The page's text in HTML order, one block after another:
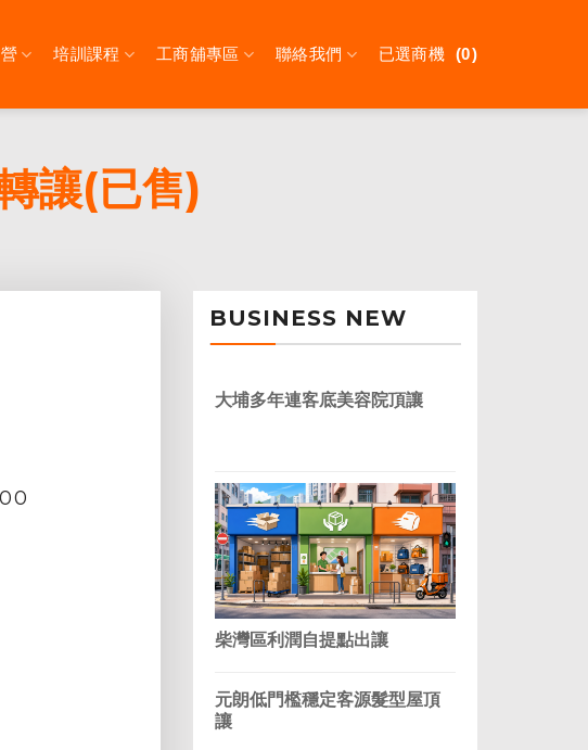
培訓課程 工商舖專區 聯絡我們 已選商機 0
讓(已售)
BUSINESS NEW
大埔多年連客底美容院頂讓
柴灣區利潤自提點出讓
元朗低門檻穩定客源髮型屋頂
讓